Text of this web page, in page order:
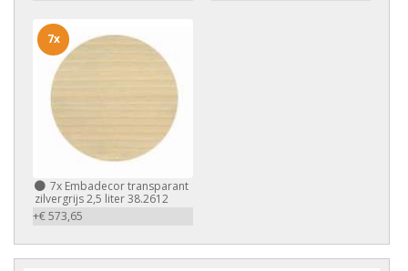
7x Embadecor transparant
zilvergrijs 2,5 liter 38.2612
+€ 573,65
7x